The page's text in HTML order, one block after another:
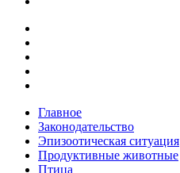
Главное
Законодательство
Эпизоотическая ситуация
Продуктивные животные
Птица